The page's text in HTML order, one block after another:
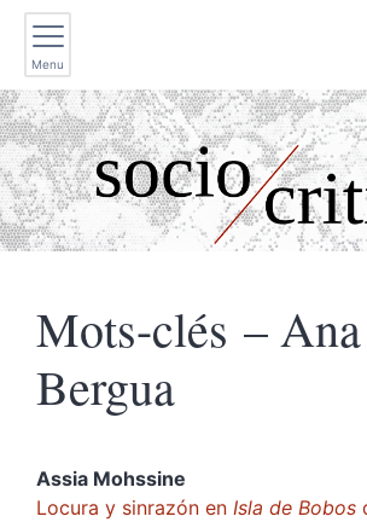
Menu
Mots-clés –
Bergua
Assia Mohssine
Locura y sinrazón en Isla de Bobos